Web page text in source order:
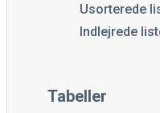
Usorterede
Indlejrede
Tabeller